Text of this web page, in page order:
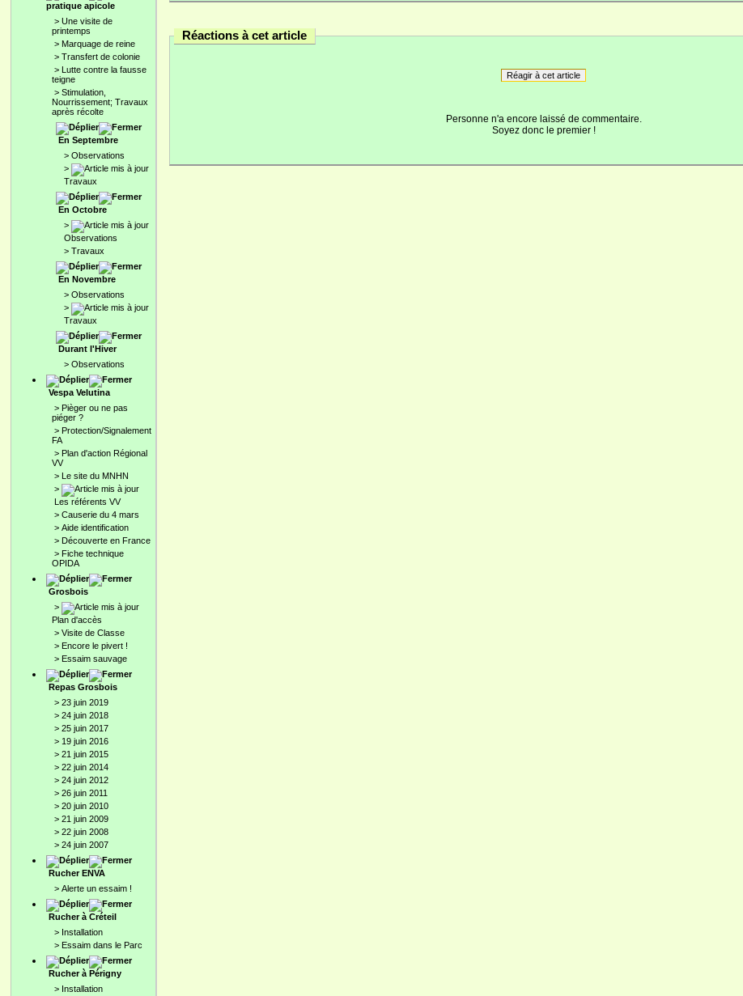
pratique apicole
> Une visite de
printemps
> Marquage de reine
> Transfert de colonie
> Lutte contre la fausse
teigne
> Stimulation,
Nourrissement; Travaux
après récolte
En Septembre
> Observations
>
Travaux
En Octobre
>
Observations
> Travaux
En Novembre
> Observations
>
Travaux
Durant l'Hiver
> Observations
Vespa Velutina
> Pièger ou ne pas
piéger ?
> Protection/Signalement
FA
> Plan d'action Régional
VV
> Le site du MNHN
>
Les référents VV
> Causerie du 4 mars
> Aide identification
> Découverte en France
> Fiche technique
OPIDA
Grosbois
>
Plan d'accès
> Visite de Classe
> Encore le pivert !
> Essaim sauvage
Repas Grosbois
> 23 juin 2019
> 24 juin 2018
> 25 juin 2017
> 19 juin 2016
> 21 juin 2015
> 22 juin 2014
> 24 juin 2012
> 26 juin 2011
> 20 juin 2010
> 21 juin 2009
> 22 juin 2008
> 24 juin 2007
Rucher ENVA
> Alerte un essaim !
Rucher à Créteil
> Installation
> Essaim dans le Parc
Rucher à Périgny
> Installation
Réactions à cet article
Réagir à cet article
Personne n'a encore laissé de commentaire.
Soyez donc le premier !